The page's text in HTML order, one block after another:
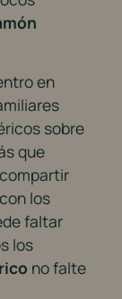
en
sobre
que
los
faltar
los
no falte